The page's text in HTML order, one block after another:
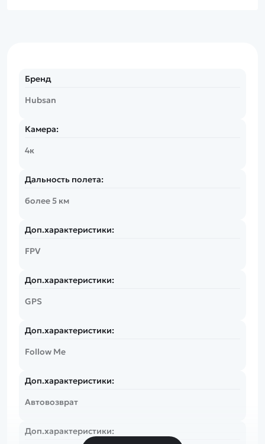
Бренд
Hubsan
Камера:
4к
Дальность полета:
более 5 км
Доп.характеристики:
FPV
Доп.характеристики:
GPS
Доп.характеристики:
Follow Me
Доп.характеристики:
Автовозврат
Доп.характеристики: